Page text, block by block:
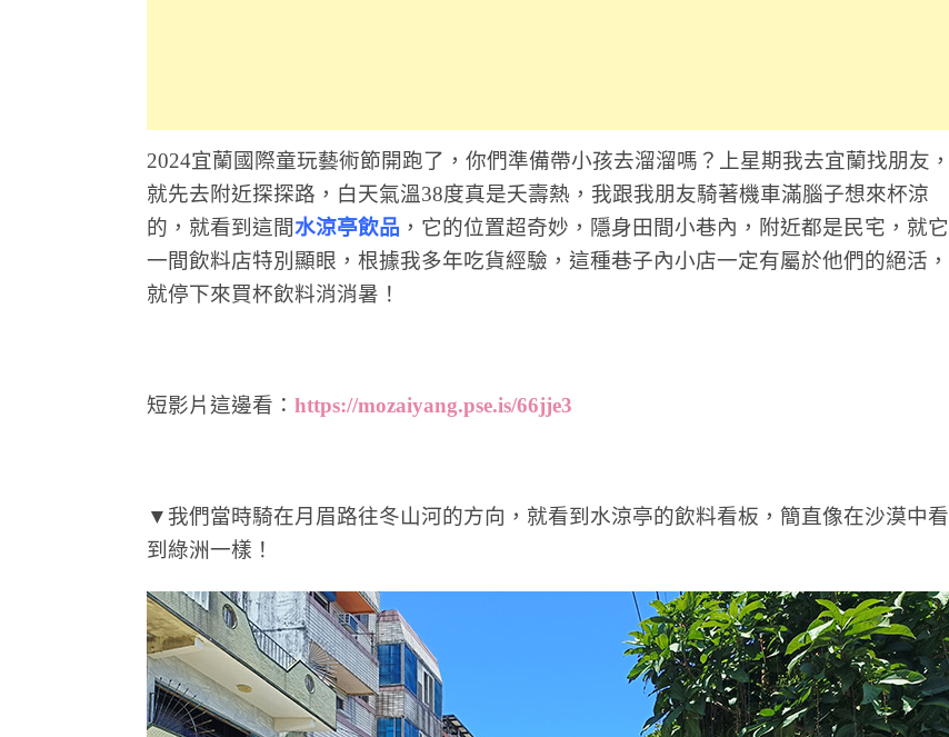
2024宜蘭國際童玩藝術節開跑了，你們準備帶小孩去溜溜嗎？上星期我去宜蘭找朋友，
就先去附近探探路，白天氣溫38度真是夭壽熱，我跟我朋友騎著機車滿腦子想來杯涼
的，就看到這間水涼亭飲品 ，它的位置超奇妙，隱身田間小巷內，附近都是民宅，就它
一間飲料店特別顯眼，根據我多年吃貨經驗，這種巷子內小店一定有屬於他們的絕活，
就停下來買杯飲料消消暑！
短影片這邊看： https://mozaiyang.pse.is/66jje3
▼我們當時騎在月眉路往冬山河的方向，就看到水涼亭的飲料看板，簡直像在沙漠中看
到綠洲一樣！